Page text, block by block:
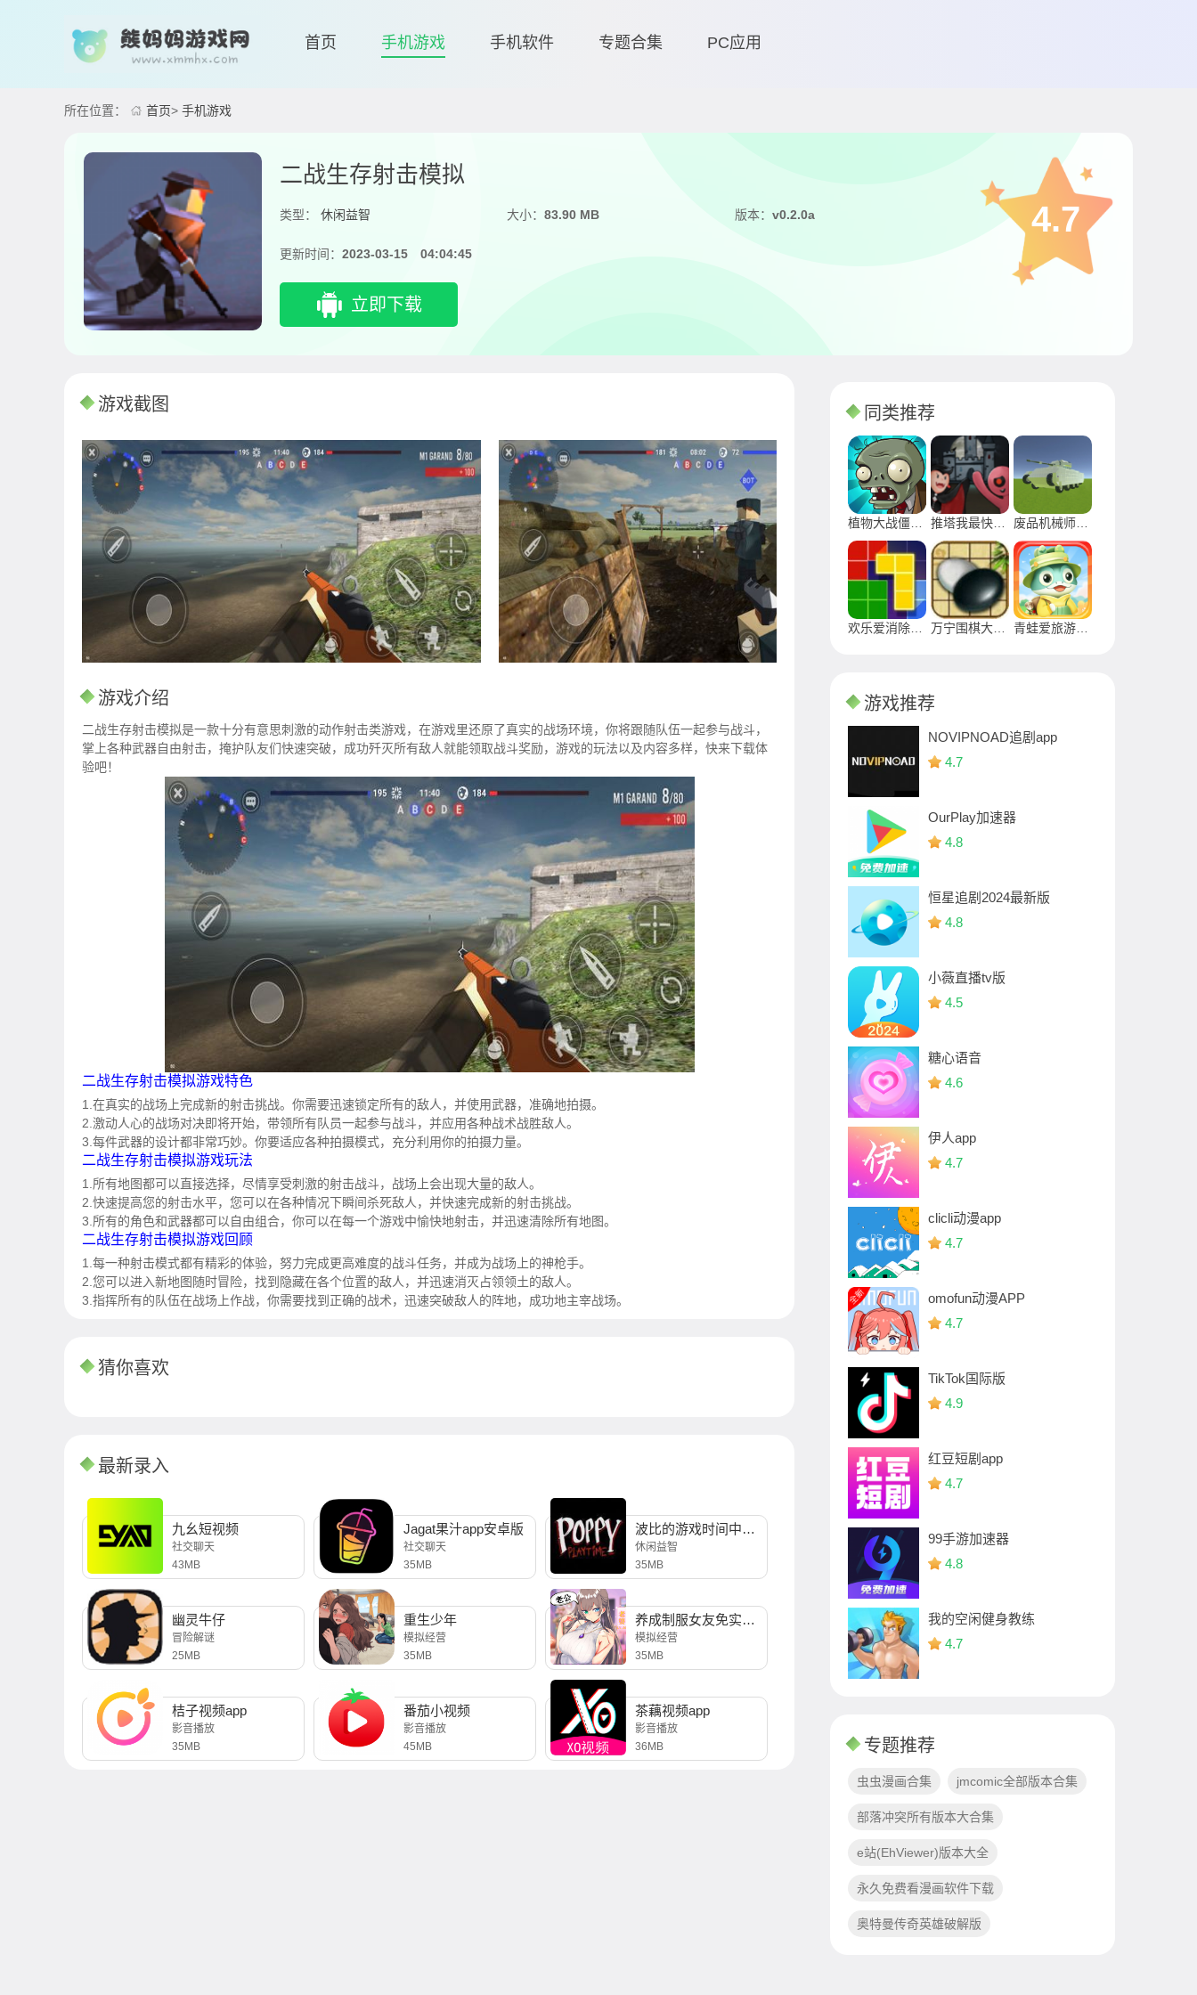
首页 手机游戏 手机软件 专题合集 PC应用
所在位置： 首页> 手机游戏
二战生存射击模拟
类型： 休闲益智 大小：83.90 MB 版本： v0.2.0a
更新时间： 2023-03-15 04:04:45
立即下载
4.7
游戏截图
游戏介绍
二战生存射击模拟是一款十分有意思刺激的动作射击类游戏，在游戏里还原了真实的战场环境，你将跟随队伍一起参与战斗，
掌上各种武器自由射击，掩护队友们快速突破，成功歼灭所有敌人就能领取战斗奖励，游戏的玩法以及内容多样，快来下载体
验吧！
二战生存射击模拟游戏特色
1.在真实的战场上完成新的射击挑战。你需要迅速锁定所有的敌人，并使用武器，准确地拍摄。
2.激动人心的战场对决即将开始，带领所有队员一起参与战斗，并应用各种战术战胜敌人。
3.每件武器的设计都非常巧妙。你要适应各种拍摄模式，充分利用你的拍摄力量。
二战生存射击模拟游戏玩法
1.所有地图都可以直接选择，尽情享受刺激的射击战斗，战场上会出现大量的敌人。
2.快速提高您的射击水平，您可以在各种情况下瞬间杀死敌人，并快速完成新的射击挑战。
3.所有的角色和武器都可以自由组合，你可以在每一个游戏中愉快地射击，并迅速清除所有地图。
二战生存射击模拟游戏回顾
1.每一种射击模式都有精彩的体验，努力完成更高难度的战斗任务，并成为战场上的神枪手。
2.您可以进入新地图随时冒险，找到隐藏在各个位置的敌人，并迅速消灭占领领土的敌人。
3.指挥所有的队伍在战场上作战，你需要找到正确的战术，迅速突破敌人的阵地，成功地主宰战场。
猜你喜欢
最新录入
九幺短视频
社交聊天
43MB
Jagat果汁app安卓版
社交聊天
35MB
波比的游戏时间中文版
休闲益智
35MB
幽灵牛仔
冒险解谜
25MB
重生少年
模拟经营
35MB
养成制服女友免实名制安装
模拟经营
35MB
桔子视频app
影音播放
35MB
番茄小视频
影音播放
45MB
茶藕视频app
影音播放
36MB
同类推荐
游戏推荐
NOVIPNOAD追剧app
4.7
OurPlay加速器
4.8
恒星追剧2024最新版
4.8
小薇直播tv版
4.5
糖心语音
4.6
伊人app
4.7
clicli动漫app
4.7
omofun动漫APP
4.7
TikTok国际版
4.9
红豆短剧app
4.7
99手游加速器
4.8
我的空闲健身教练
4.7
专题推荐
虫虫漫画合集 jmcomic全部版本合集
部落冲突所有版本大合集
e站(EhViewer)版本大全
永久免费看漫画软件下载
奥特曼传奇英雄破解版